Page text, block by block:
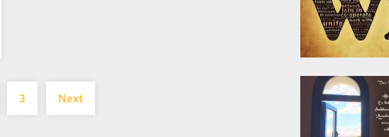
Posts
navigation
3 Next